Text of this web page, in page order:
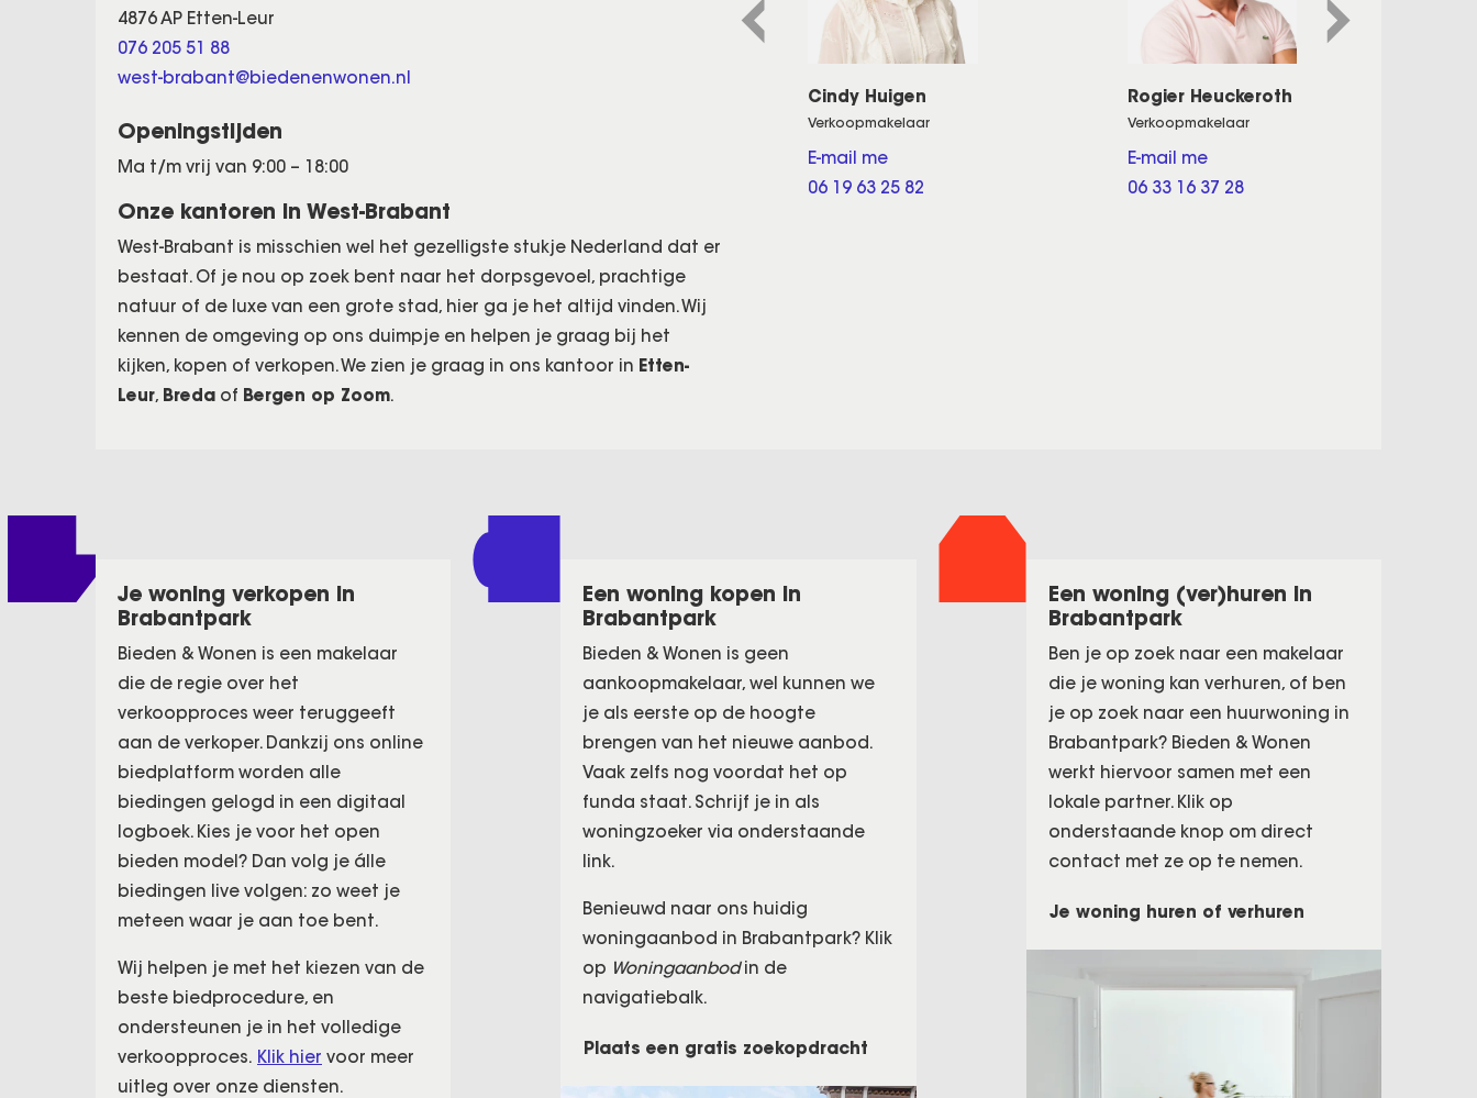
4876 AP Etten-Leur
076 205 51 88
west-brabant@biedenenwonen.nl
Openingstijden
Ma t/m vrij van 9:00 – 18:00
Onze kantoren in West-Brabant
West-Brabant is misschien wel het gezelligste stukje Nederland dat er
bestaat. Of je nou op zoek bent naar het dorpsgevoel, prachtige
natuur of de luxe van een grote stad, hier ga je het altijd vinden. Wij
kennen de omgeving op ons duimpje en helpen je graag bij het
kijken, kopen of verkopen. We zien je graag in ons kantoor in Etten-
Leur, Breda of Bergen op Zoom.
Cindy Huigen
Verkoopmakelaar
E-mail me
06 19 63 25 82
Rogier Heuckeroth
Verkoopmakelaar
E-mail me
06 33 16 37 28
Je woning verkopen in
Brabantpark
Bieden & Wonen is een makelaar
die de regie over het
verkoopproces weer teruggeeft
aan de verkoper. Dankzij ons online
biedplatform worden alle
biedingen gelogd in een digitaal
logboek. Kies je voor het open
bieden model? Dan volg je álle
biedingen live volgen: zo weet je
meteen waar je aan toe bent.
Wij helpen je met het kiezen van de
beste biedprocedure, en
ondersteunen je in het volledige
verkoopproces. Klik hier voor meer
uitleg over onze diensten.
Een woning kopen in
Brabantpark
Bieden & Wonen is geen
aankoopmakelaar, wel kunnen we
je als eerste op de hoogte
brengen van het nieuwe aanbod.
Vaak zelfs nog voordat het op
funda staat. Schrijf je in als
woningzoeker via onderstaande
link.
Benieuwd naar ons huidig
woningaanbod in Brabantpark? Klik
op Woningaanbodin de
navigatiebalk.
Plaats een gratis zoekopdracht
Een woning (ver)huren in
Brabantpark
Ben je op zoek naar een makelaar
die je woning kan verhuren, of ben
je op zoek naar een huurwoning in
Brabantpark? Bieden & Wonen
werkt hiervoor samen met een
lokale partner. Klik op
onderstaande knop om direct
contact met ze op te nemen.
Je woning huren of verhuren